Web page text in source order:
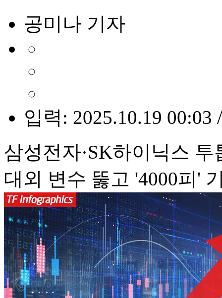
공미나 기자
입력: 2025.10.19 00:03
삼성전자·SK하이닉스
대외 변수 뚫고 '4000피'